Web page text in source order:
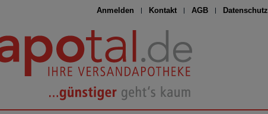
Anmelden Kontakt AGB Datenschutz